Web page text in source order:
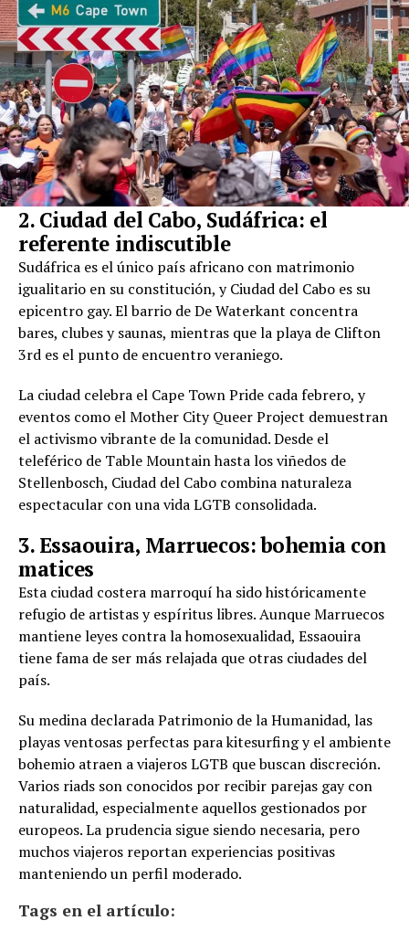
2. Ciudad del Cabo, Sudáfrica: el
referente indiscutible
Sudáfrica es el único país africano con matrimonio
igualitario en su constitución, y Ciudad del Cabo es su
epicentro gay. El barrio de De Waterkant concentra
bares, clubes y saunas, mientras que la playa de Clifton
3rd es el punto de encuentro veraniego.
La ciudad celebra el Cape Town Pride cada febrero, y
eventos como el Mother City Queer Project demuestran
el activismo vibrante de la comunidad. Desde el
teleférico de Table Mountain hasta los viñedos de
Stellenbosch, Ciudad del Cabo combina naturaleza
espectacular con una vida LGTB consolidada.
3. Essaouira, Marruecos: bohemia con
matices
Esta ciudad costera marroquí ha sido históricamente
refugio de artistas y espíritus libres. Aunque Marruecos
mantiene leyes contra la homosexualidad, Essaouira
tiene fama de ser más relajada que otras ciudades del
país.
Su medina declarada Patrimonio de la Humanidad, las
playas ventosas perfectas para kitesurfing y el ambiente
bohemio atraen a viajeros LGTB que buscan discreción.
Varios riads son conocidos por recibir parejas gay con
naturalidad, especialmente aquellos gestionados por
europeos. La prudencia sigue siendo necesaria, pero
muchos viajeros reportan experiencias positivas
manteniendo un perfil moderado.
Tags en el artículo: